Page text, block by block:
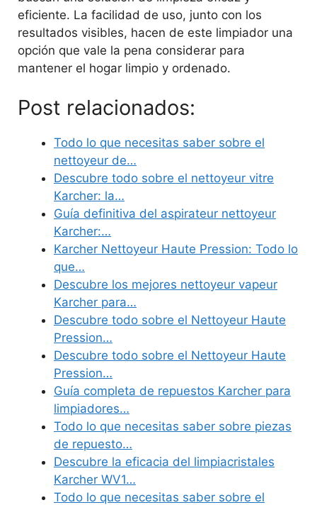
eficiente. La facilidad de uso, junto con los
resultados visibles, hacen de este limpiador una
opción que vale la pena considerar para
mantener el hogar limpio y ordenado.
Post relacionados:
Todo lo que necesitas saber sobre el
nettoyeur de…
Descubre todo sobre el nettoyeur vitre
Karcher: la…
Guía definitiva del aspirateur nettoyeur
Karcher:…
Karcher Nettoyeur Haute Pression: Todo lo
que…
Descubre los mejores nettoyeur vapeur
Karcher para…
Descubre todo sobre el Nettoyeur Haute
Pression…
Descubre todo sobre el Nettoyeur Haute
Pression…
Guía completa de repuestos Karcher para
limpiadores…
Todo lo que necesitas saber sobre piezas
de repuesto…
Descubre la eficacia del limpiacristales
Karcher WV1…
Todo lo que necesitas saber sobre el